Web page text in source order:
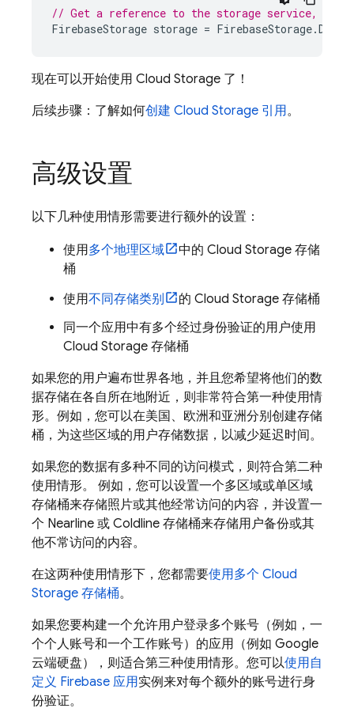
// Get a reference to the storage service,
FirebaseStorage storage = FirebaseStorage.
现在可以开始使用 Cloud Storage 了！
后续步骤：了解如何创建 Cloud Storage 引用。
高级设置
以下几种使用情形需要进行额外的设置：
使用多个地理区域 中的 Cloud Storage 存储
桶
使用不同存储类别 的 Cloud Storage 存储桶
同一个应用中有多个经过身份验证的用户使用
Cloud Storage 存储桶
如果您的用户遍布世界各地，并且您希望将他们的数
据存储在各自所在地附近，则非常符合第一种使用情
形。例如，您可以在美国、欧洲和亚洲分别创建存储
桶，为这些区域的用户存储数据，以减少延迟时间。
如果您的数据有多种不同的访问模式，则符合第二种
使用情形。 例如，您可以设置一个多区域或单区域
存储桶来存储照片或其他经常访问的内容，并设置一
个 Nearline 或 Coldline 存储桶来存储用户备份或其
他不常访问的内容。
在这两种使用情形下，您都需要使用多个 Cloud
Storage 存储桶。
如果您要构建一个允许用户登录多个账号（例如，一
个个人账号和一个工作账号）的应用（例如 Google
云端硬盘），则适合第三种使用情形。您可以使用自
定义 Firebase 应用实例来对每个额外的账号进行身
份验证。